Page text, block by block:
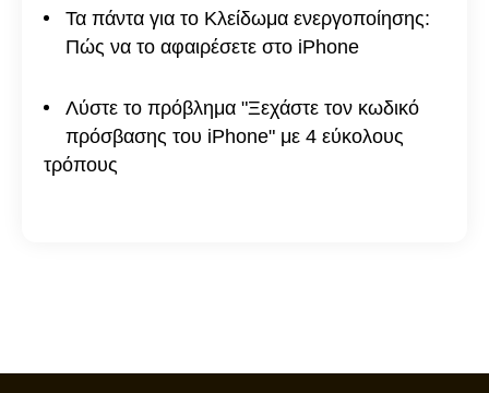
Τα πάντα για το Κλείδωμα ενεργοποίησης:
Πώς να το αφαιρέσετε στο iPhone
Λύστε το πρόβλημα "Ξεχάστε τον κωδικό
πρόσβασης του iPhone" με 4 εύκολους
τρόπους